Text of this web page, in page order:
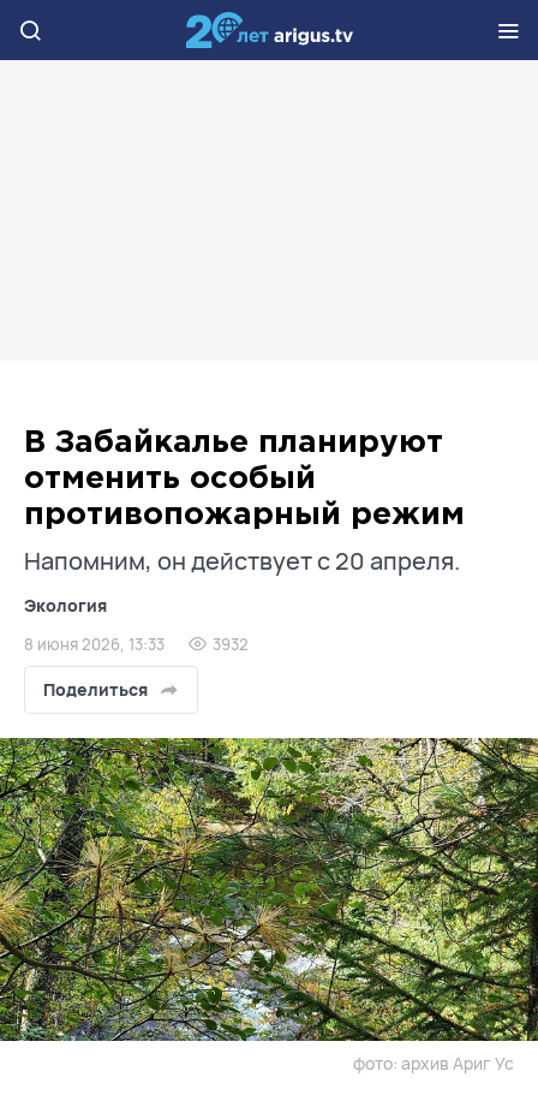
В Забайкалье планируют
отменить особый
противопожарный режим
Напомним, он действует с 20 апреля.
Экология
8 июня 2026, 13:33 3932
Поделиться
фото: архив Ариг Ус